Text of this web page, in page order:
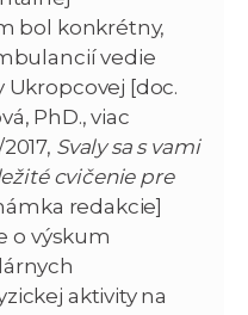
bol konkrétny,
vedie
[doc.
PhD., viac
Svaly sa s vami
cvičenie pre
redakcie]
o výskum
aktivity na